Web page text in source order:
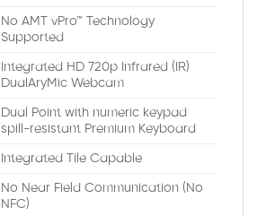
No AMT vPro™ Technology
Supported
Integrated HD 720p Infrared (IR)
DualAryMic Webcam
Dual Point with numeric keypad
spill-resistant Premium Keyboard
Integrated Tile Capable
No Near Field Communication (No
NFC)